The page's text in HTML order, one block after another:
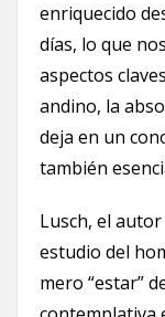
enriquecido
días, lo que
aspectos
andino, la
deja en un
también
Lusch, el
estudio del
mero “estar”